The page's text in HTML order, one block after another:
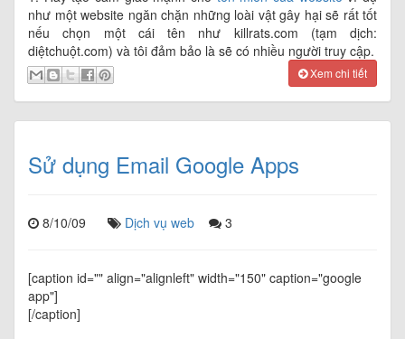
như một website ngăn chặn những loài vật gây hại sẽ rất tốt
nếu chọn một cái tên như killrats.com (tạm dịch:
diệtchuột.com) và tôi đảm bảo là sẽ có nhiều người truy cập.
Xem chi tiết
Sử dụng Email Google Apps
8/10/09 Dịch vụ web 3
[caption id="" align="alignleft" width="150" caption="google
app"]
[/caption]